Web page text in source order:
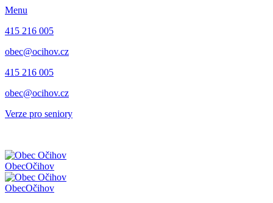
Menu
415 216 005
obec@ocihov.cz
415 216 005
obec@ocihov.cz
Verze pro seniory
ObecOčihov
ObecOčihov